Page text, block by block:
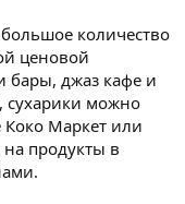
количество
ценовой
бары, джаз кафе и
сухарики можно
Коко Маркет или
продукты в